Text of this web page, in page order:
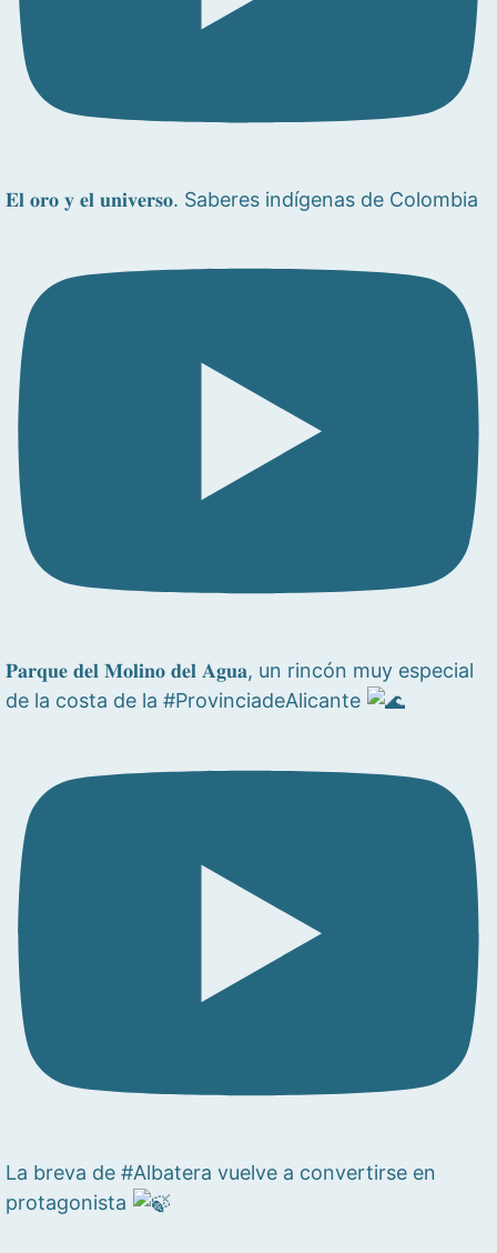
𝐄𝐥 𝐨𝐫𝐨 𝐲 𝐞𝐥 𝐮𝐧𝐢𝐯𝐞𝐫𝐬𝐨. Saberes indígenas de Colombia
𝐏𝐚𝐫𝐪𝐮𝐞 𝐝𝐞𝐥 𝐌𝐨𝐥𝐢𝐧𝐨 𝐝𝐞𝐥 𝐀𝐠𝐮𝐚, un rincón muy especial
de la costa de la #ProvinciadeAlicante
La breva de #Albatera vuelve a convertirse en
protagonista